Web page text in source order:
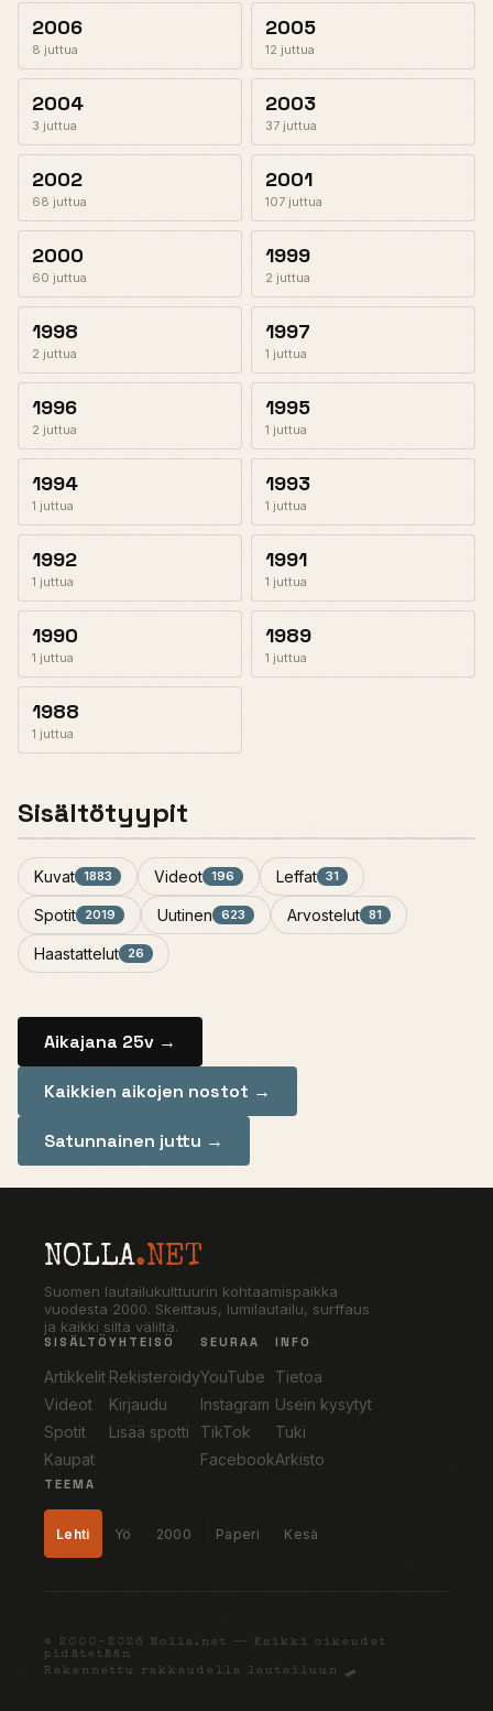
2006
8 juttua
2005
12 juttua
2004
3 juttua
2003
37 juttua
2002
68 juttua
2001
107 juttua
2000
60 juttua
1999
2 juttua
1998
2 juttua
1997
1 juttua
1996
2 juttua
1995
1 juttua
1994
1 juttua
1993
1 juttua
1992
1 juttua
1991
1 juttua
1990
1 juttua
1989
1 juttua
1988
1 juttua
Sisältötyypit
Kuvat 1883 Videot 196 Leffat 31
Spotit 2019 Uutinen 623 Arvostelut 81
Haastattelut 26
Aikajana 25v →
Kaikkien aikojen nostot →
Satunnainen juttu →
NOLLA.NET
Suomen lautailukulttuurin kohtaamispaikka
vuodesta 2000. Skeittaus, lumilautailu, surffaus
ja kaikki siltä väliltä.
SISÄLTÖ
Artikkelit
Videot
Spotit
Kaupat
YHTEISÖ
Rekisteröidy
Kirjaudu
Lisää spotti
SEURAA
YouTube
Instagram
TikTok
Facebook
INFO
Tietoa
Usein kysytyt
Tuki
Arkisto
TEEMA
Lehti Yö 2000 Paperi Kesä
© 2000–2026 Nolla.net — Kaikki oikeudet
pidätetään
Rakennettu rakkaudella lautailuun 🛹